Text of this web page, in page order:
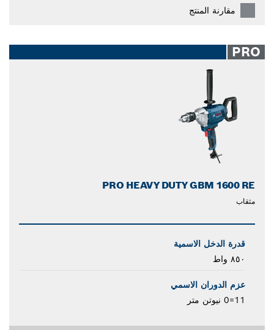
مقارنة المنتج
PRO
PRO HEAVY DUTY GBM 1600 RE
مثقاب
قدرة الدخل الاسمية
٨٥٠ واط
عزم الدوران الاسمي
11=0 نيوتن متر